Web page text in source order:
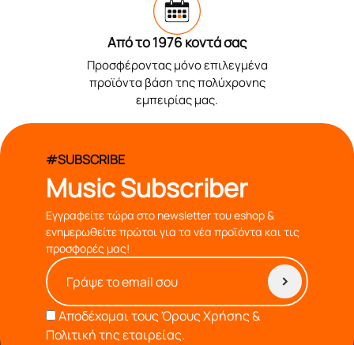
Από το 1976 κοντά σας
Προσφέροντας μόνο επιλεγμένα
προϊόντα βάση της πολύχρονης
εμπειρίας μας.
#SUBSCRIBE
Music Subscriber
Εγγραφείτε τώρα στο newsletter του eshop &
ενημερωθείτε πρώτοι για τα νέα προϊόντα και τις
προσφορές μας!
Αποδέχομαι τουςΌρους Χρήσης &
Πολιτική της εταιρείας.